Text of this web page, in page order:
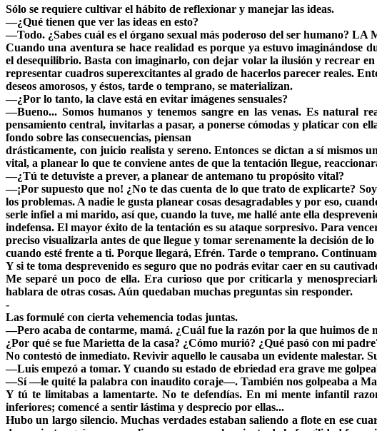
Sólo se requiere cultivar el hábito de reflexionar y manejar las ideas.
—¿Qué tienen que ver las ideas en esto?
—Todo. ¿Sabes cuál es el órgano sexual más poderoso del ser humano? LA
Cuando una aventura se hace realidad es porque ya estuvo imaginándose
el desequilibrio. Basta con imaginarlo, con dejar volar la ilusión y recrear
representar cuadros superexcitantes al grado de hacerlos parecer reales.
deseos amorosos, y éstos, tarde o temprano, se materializan.
—¿Por lo tanto, la clave está en evitar imágenes sensuales?
—Bueno... Somos humanos y tenemos sangre en las venas. Es natural
pensamiento central, invitarlas a pasar, a ponerse cómodas y platicar con
fondo sobre las consecuencias, piensan
drásticamente, con juicio realista y sereno. Entonces se dictan a sí
vital, a planear lo que te conviene antes de que la tentación llegue,
—¿Tú te detuviste a prever, a planear de antemano tu propósito vital?
—¡Por supuesto que no! ¿No te das cuenta de lo que trato de explicarte?
los problemas. A nadie le gusta planear cosas desagradables y por eso,
serle infiel a mi marido, así que, cuando la tuve, me hallé ante ella
indefensa. El mayor éxito de la tentación es su ataque sorpresivo. Para
preciso visualizarla antes de que llegue y tomar serenamente la decisión de
cuando esté frente a ti. Porque llegará, Efrén. Tarde o temprano.
Y si te toma desprevenido es seguro que no podrás evitar caer en su
Me separé un poco de ella. Era curioso que por criticarla y
hablara de otras cosas. Aún quedaban muchas preguntas sin responder.
-
Las formulé con cierta vehemencia todas juntas.
—Pero acaba de contarme, mamá. ¿Cuál fue la razón por la que huimos de
¿Por qué se fue Marietta de la casa? ¿Cómo murió? ¿Qué pasó con mi
No contestó de inmediato. Revivir aquello le causaba un evidente malestar.
—Luis empezó a tomar. Y cuando su estado de ebriedad era grave me
—Sí —le quité la palabra con inaudito coraje—. También nos golpeaba a
Y tú te limitabas a lamentarte. No te defendías. En mi mente infantil
inferiores; comencé a sentir lástima y desprecio por ellas...
Hubo un largo silencio. Muchas verdades estaban saliendo a flote en ese